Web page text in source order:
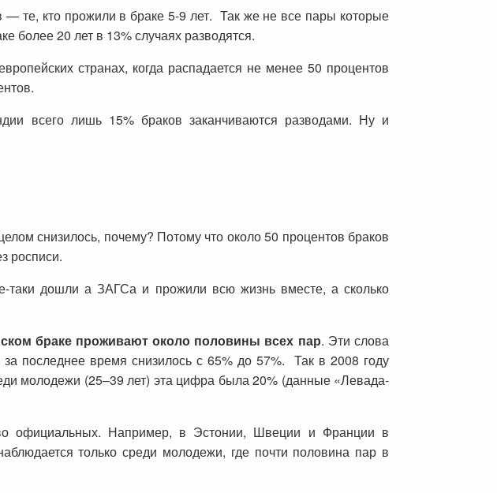
те, кто прожили в браке 5-9 лет. Так же не все пары которые
более 20 лет в 13% случаях разводятся.
странах, когда распадается не менее 50 процентов
всего лишь 15% браков заканчиваются разводами. Ну и
снизилось, почему? Потому что около 50 процентов браков
росписи.
таки дошли а ЗАГСа и прожили всю жизнь вместе, а сколько
браке проживают около половины всех пар. Эти слова
последнее время снизилось с 65% до 57%. Так в 2008 году
молодежи (25–39 лет) эта цифра была 20% (данные «Левада-
официальных. Например, в Эстонии, Швеции и Франции в
только среди молодежи, где почти половина пар в